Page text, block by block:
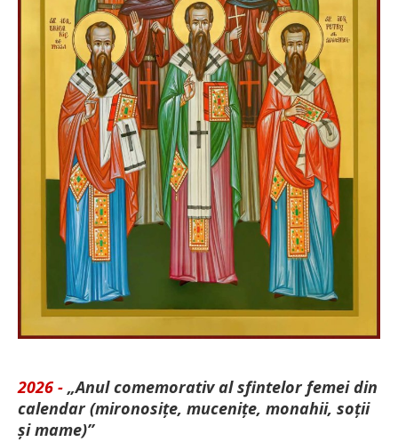
2026 - „Anul comemorativ al sfintelor femei din
calendar (mironosițe, mu­cenițe, monahii, soții
și mame)”